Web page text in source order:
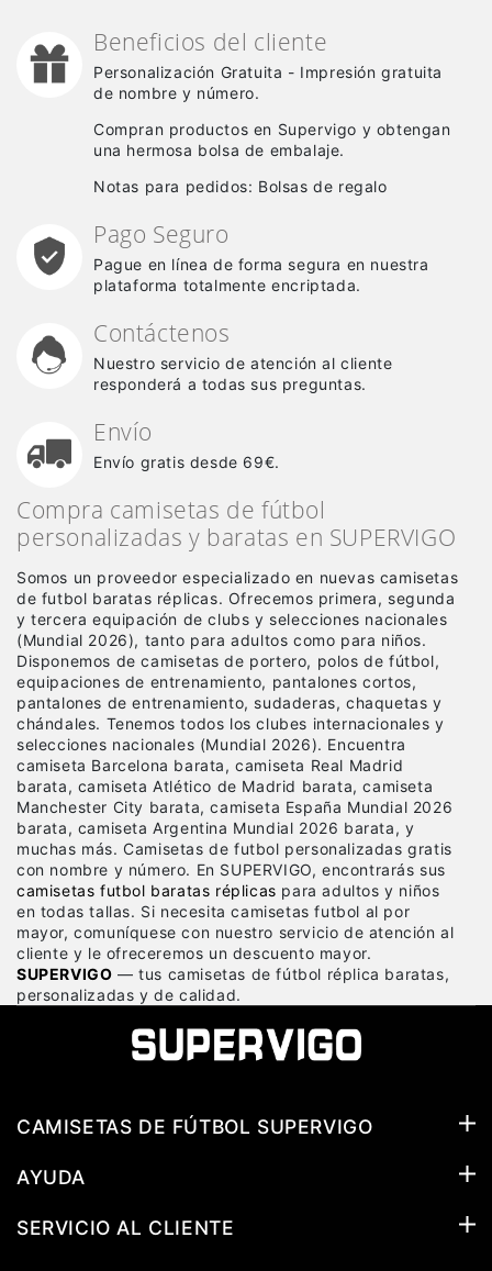
Beneficios del cliente
Personalización Gratuita - Impresión gratuita
de nombre y número.
Compran productos en Supervigo y obtengan
una hermosa bolsa de embalaje.
Notas para pedidos: Bolsas de regalo
Pago Seguro
Pague en línea de forma segura en nuestra
plataforma totalmente encriptada.
Contáctenos
Nuestro servicio de atención al cliente
responderá a todas sus preguntas.
Envío
Envío gratis desde 69€.
Compra camisetas de fútbol
personalizadas y baratas en SUPERVIGO
Somos un proveedor especializado en nuevas camisetas
de futbol baratas réplicas. Ofrecemos primera, segunda
y tercera equipación de clubs y selecciones nacionales
(Mundial 2026), tanto para adultos como para niños.
Disponemos de camisetas de portero, polos de fútbol,
equipaciones de entrenamiento, pantalones cortos,
pantalones de entrenamiento, sudaderas, chaquetas y
chándales. Tenemos todos los clubes internacionales y
selecciones nacionales (Mundial 2026). Encuentra
camiseta Barcelona barata, camiseta Real Madrid
barata, camiseta Atlético de Madrid barata, camiseta
Manchester City barata, camiseta España Mundial 2026
barata, camiseta Argentina Mundial 2026 barata, y
muchas más. Camisetas de futbol personalizadas gratis
con nombre y número. En SUPERVIGO, encontrarás sus
camisetas futbol baratas réplicas para adultos y niños
en todas tallas. Si necesita camisetas futbol al por
mayor, comuníquese con nuestro servicio de atención al
cliente y le ofreceremos un descuento mayor.
SUPERVIGO — tus camisetas de fútbol réplica baratas,
personalizadas y de calidad.
CAMISETAS DE FÚTBOL SUPERVIGO
AYUDA
SERVICIO AL CLIENTE